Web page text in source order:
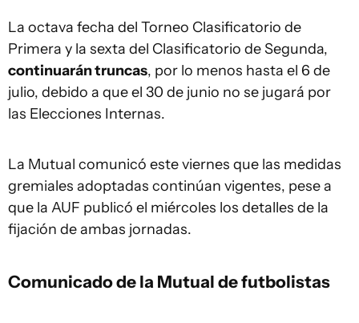
La octava fecha del Torneo Clasificatorio de
Primera y la sexta del Clasificatorio de Segunda,
continuarán truncas, por lo menos hasta el 6 de
julio, debido a que el 30 de junio no se jugará por
las Elecciones Internas.
La Mutual comunicó este viernes que las medidas
gremiales adoptadas continúan vigentes, pese a
que la AUF publicó el miércoles los detalles de la
fijación de ambas jornadas.
Comunicado de la Mutual de futbolistas